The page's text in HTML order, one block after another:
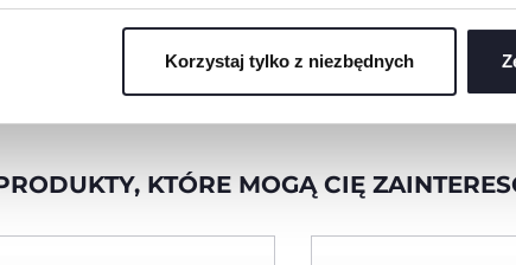
Korzystaj tylko z niezbędnych
KTÓRE MOGĄ CIĘ